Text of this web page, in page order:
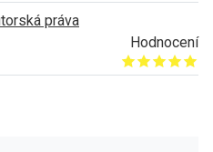
práva
Hodnocení
Give it 1/5
Give it 2/5
Give it 3/5
Give it 4/5
Give it 5/5